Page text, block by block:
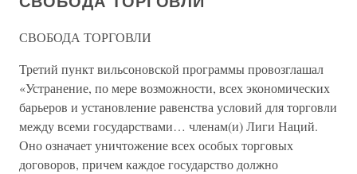
СВОБОДА ТОРГОВЛИ
Третий пункт вильсоновской программы провозглашал
«Устранение, по мере возможности, всех экономических
барьеров и установление равенства условий для торговли
между всеми государствами… членам(и) Лиги Наций.
Оно означает уничтожение всех особых торговых
договоров, причем каждое государство должно